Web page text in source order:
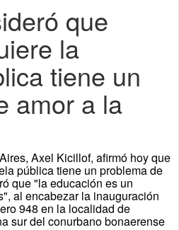
que
la
tiene un
amor a la
Axel Kicillof, afirmó hoy que
pública tiene un problema de
que "la educación es un
al encabezar la inauguración
948 en la localidad de
sur del conurbano bonaerense